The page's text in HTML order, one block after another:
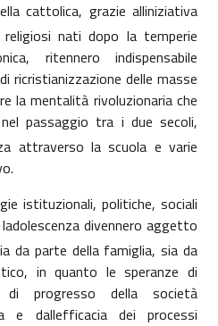
cattolica, grazie alliniziativa
nati dopo la temperie
ritennero indispensabile
ricristianizzazione delle masse
la mentalità rivoluzionaria che
passaggio tra i due secoli,
attraverso la scuola e varie
istituzionali, politiche, sociali
divennero aggetto
da parte della famiglia, sia da
in quanto le speranze di
di progresso della società
e dallefficacia dei processi